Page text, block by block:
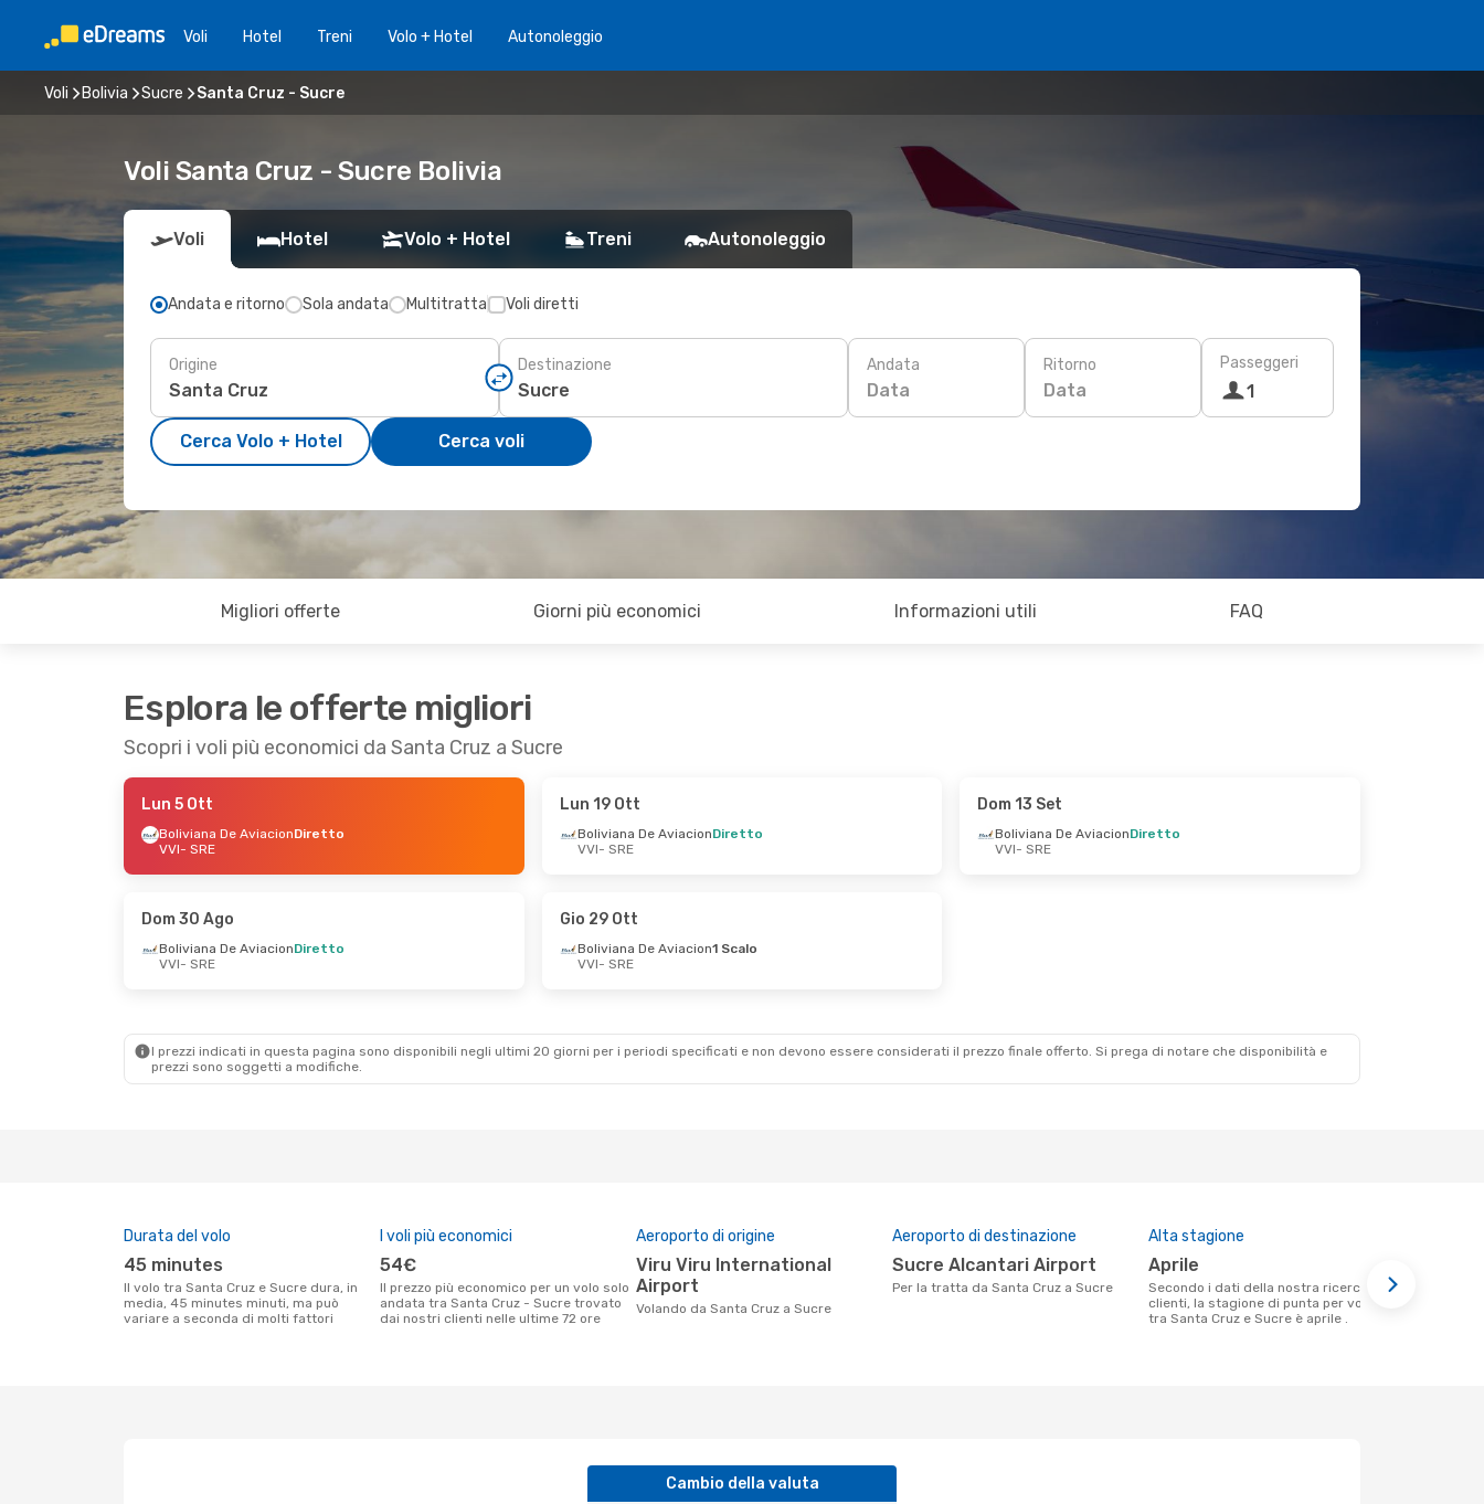
Voli Hotel Treni Volo + Hotel Autonoleggio
Voli Bolivia Sucre Santa Cruz - Sucre
Voli Santa Cruz - Sucre Bolivia
Voli Hotel Volo + Hotel Treni Autonoleggio
Andata e ritorno Sola andata Multitratta Voli diretti
Origine Destinazione Andata
Data
Ritorno
Data
Passeggeri
1
Cerca Volo + Hotel Cerca voli
Migliori offerte Giorni più economici Informazioni utili FAQ
Esplora le offerte migliori
Scopri i voli più economici da Santa Cruz a Sucre
Lun 5 Ott
Boliviana De AviacionDiretto
VVI- SRE
Lun 19 Ott
Boliviana De AviacionDiretto
VVI- SRE
Dom 13 Set
Boliviana De AviacionDiretto
VVI- SRE
Dom 30 Ago
Boliviana De AviacionDiretto
VVI- SRE
Gio 29 Ott
Boliviana De Aviacion1 Scalo
VVI- SRE
I prezzi indicati in questa pagina sono disponibili negli ultimi 20 giorni per i periodi specificati e non devono essere considerati il ​​prezzo finale offerto. Si prega di notare che disponibilità e
prezzi sono soggetti a modifiche.
Durata del volo
45 minutes
Il volo tra Santa Cruz e Sucre dura, in
media, 45 minutes minuti, ma può
variare a seconda di molti fattori
I voli più economici
54€
Il prezzo più economico per un volo solo
andata tra Santa Cruz - Sucre trovato
dai nostri clienti nelle ultime 72 ore
Aeroporto di origine
Viru Viru International
Airport
Volando da Santa Cruz a Sucre
Aeroporto di destinazione
Sucre Alcantari Airport
Per la tratta da Santa Cruz a Sucre
Alta stagione
aprile
Secondo i dati della nostra ricerca
clienti, la stagione di punta per volare
tra Santa Cruz e Sucre è aprile .
Cambio della valuta